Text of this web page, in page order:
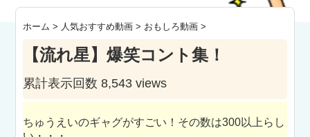
ホーム > 人気おすすめ動画 > おもしろ動画 >
【流れ星】爆笑コント集！
累計表示回数 8,543 views
ちゅうえいのギャグがすごい！その数は300以上らし